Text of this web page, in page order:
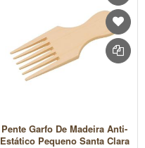
Pente Garfo De Madeira Anti-
Estático Pequeno Santa Clara